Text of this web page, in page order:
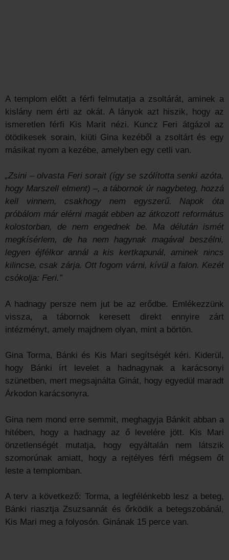
A templom előtt a férfi felmutatja a zsoltárát, aminek a
kislány nem érti az okát. A lányok azt hiszik, hogy az
ismeretlen férfi Kis Marit nézi. Kuncz Feri átgázol az
ötödikesek sorain, kiüti Gina kezéből a zsoltárt és egy
másikat nyom a kezébe, amelyben egy cetli van.
„Zsini – olvasta Feri sorait (így se szólította senki azóta,
hogy Marszell elment) –, a tábornok úr nagybeteg, hozzá
kell vinnem, csakhogy nem egyszerű. Napok óta
próbálom már elérni magát ebben az átkozott református
kolostorban, de nem engednek be. Ma délután ismét
megkísérlem, de ha nem hagynak magával beszélni,
legyen éjfélkor annál a kis kertkapunál, aminek nincs
kilincse, csak zárja. Ott fogom várni, kívül a falon. Kezét
csókolja: Feri.”
A hadnagy persze nem jut be az erődbe. Emlékezzünk
vissza, a tábornok keresett direkt ennyire zárt
intézményt, amely majdnem olyan, mint a börtön.
Gina Torma, Bánki és Kis Mari segítségét kéri. Kiderül,
hogy Bánki írt levelet a hadnagynak a karácsonyi
szünetben, mert megsajnálta Ginát, hogy egyedül maradt
Árkodon karácsonyra.
Gina nem mond erre semmit, meghagyja Bánkit abban a
hitében, hogy a hadnagy az ő levelére jött. Kis Mari
önzetlenségét mutatja, hogy egyáltalán nem látszik
szomorúnak amiatt, hogy a rejtélyes férfi mégsem őt
leste a templomban.
A terv a következő: Torma, a legfélénkebb lesz a beteg,
Bánki riasztja Zsuzsannát és őrködik a betegszobánál,
Kis Mari meg a folyosón. Ginának 15 perce van.